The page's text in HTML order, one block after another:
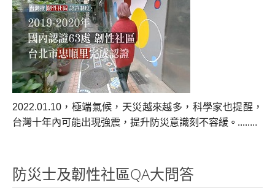
環保賑災 3 in 1 保暖夾克/保暖褲/保暖襪
防水手套
人援會大藏經
人援會
衣物組
資通組
2022.01.10 ，極端氣候，天災越來越多，科學家也提醒，
台灣十年內可能出現強震，提升防災意識刻不容緩 。 .....
防災士及韌性社區QA大問答